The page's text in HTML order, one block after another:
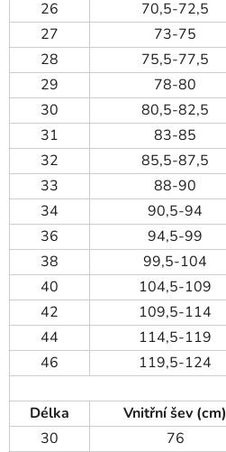
26
70,5-72,5
27
73-75
28
75,5-77,5
29
78-80
30
80,5-82,5
31
83-85
32
85,5-87,5
33
88-90
34
90,5-94
36
94,5-99
38
99,5-104
40
104,5-109
42
109,5-114
44
114,5-119
46
119,5-124
Délka
Vnitřní šev (cm)
30
76